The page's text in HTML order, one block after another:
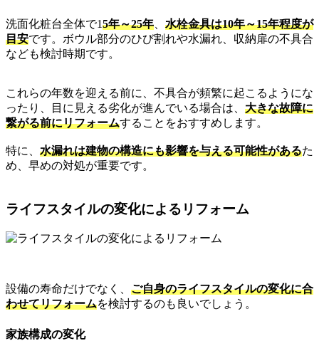
洗面化粧台全体で15年～25年
水栓金具は10年～15年程度が
目安です。ボウル部分のひび割れや水漏れ、収納扉の不具合
なども検討時期です。
これらの年数を迎える前に、不具合が頻繁に起こるようにな
ったり、目に見える劣化が進んでいる場合は、 大きな故障に
繋がる前にリフォームすることをおすすめします。
特に、 水漏れは建物の構造にも影響を与える可能性があるた
め、早めの対処が重要です。
ライフスタイルの変化によるリフォーム
設備の寿命だけでなく、 ご自身のライフスタイルの変化に合
わせてリフォームを検討するのも良いでしょう。
家族構成の変化